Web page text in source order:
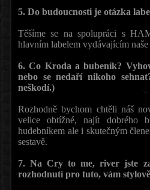
5. Do budoucnosti je otázka
Těšíme se na spolupráci s
hlavním labelem vydávajícím naše
6. Co Kroda a bubeník?
nebo se nedaří nikoho
neškodí.)
Rozhodně bychom chtěli náš
velice obtížné, najít dobrého
hudebníkem ale i skutečným
sestavě.
7. Na Cry to me, river jste
rozhodnutí pro tuto, vám